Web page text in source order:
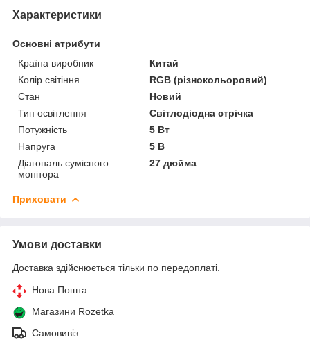
Характеристики
Основні атрибути
Країна виробник
Китай
Колір світіння
RGB (різнокольоровий)
Стан
Новий
Тип освітлення
Світлодіодна стрічка
Потужність
5 Вт
Напруга
5 В
Діагональ сумісного
монітора
27 дюйма
Приховати
Умови доставки
Доставка здійснюється тільки по передоплаті.
Нова Пошта
Магазини Rozetka
Самовивіз